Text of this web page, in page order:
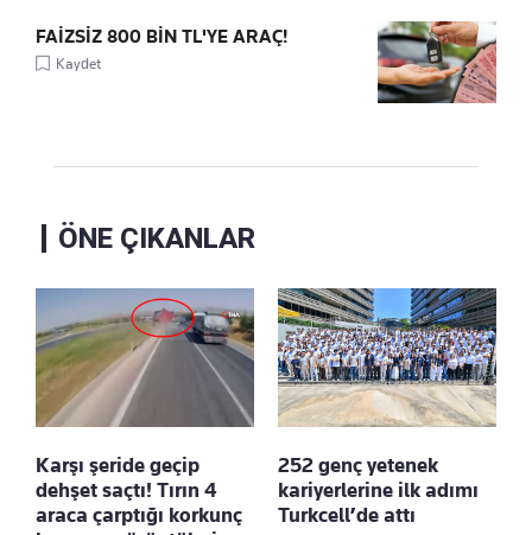
FAİZSİZ 800 BİN TL'YE ARAÇ!
Kaydet
ÖNE ÇIKANLAR
Karşı şeride geçip
dehşet saçtı! Tırın 4
araca çarptığı korkunç
252 genç yetenek
kariyerlerine ilk adımı
Turkcell’de attı